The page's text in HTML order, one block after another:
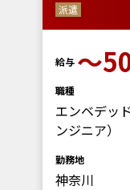
派遣
給与 〜
職種
エンベデッ
ンジニア）
勤務地
神奈川